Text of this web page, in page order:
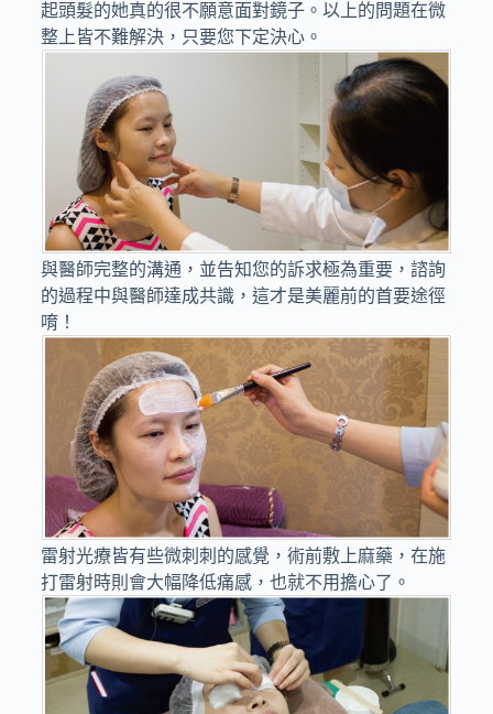
起頭髮的她真的很不願意面對鏡子。以上的問題在微
整上皆不難解決，只要您下定決心。
與醫師完整的溝通，並告知您的訴求極為重要，諮詢
的過程中與醫師達成共識，這才是美麗前的首要途徑
唷！
雷射光療皆有些微刺刺的感覺，術前敷上麻藥，在施
打雷射時則會大幅降低痛感，也就不用擔心了。